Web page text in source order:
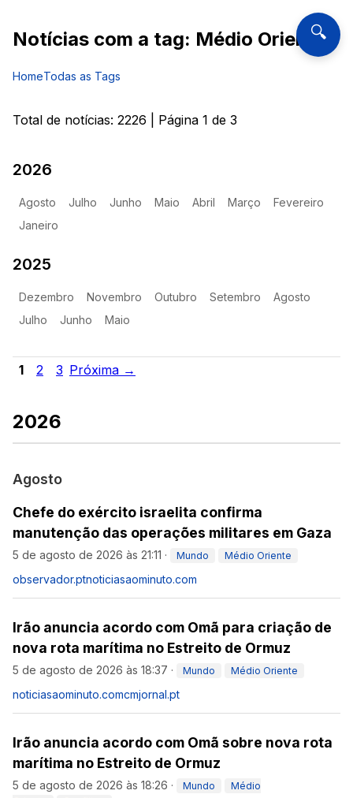
🔍
Notícias com a tag: Médio Oriente
HomeTodas as Tags
Total de notícias: 2226 | Página 1 de 3
2026
Agosto Julho Junho Maio Abril Março
Fevereiro
Janeiro
2025
Dezembro Novembro Outubro Setembro
Agosto
Julho
Junho Maio
1 2 3 Próxima →
2026
Agosto
Chefe do exército israelita confirma
manutenção das operações militares em Gaza
5 de agosto de 2026 às 21:11 · Mundo Médio Oriente
observador.ptnoticiasaominuto.com
Irão anuncia acordo com Omã para criação de
nova rota marítima no Estreito de Ormuz
5 de agosto de 2026 às 18:37 · Mundo Médio Oriente
noticiasaominuto.comcmjornal.pt
Irão anuncia acordo com Omã sobre nova rota
marítima no Estreito de Ormuz
5 de agosto de 2026 às 18:26 · Mundo
Médio